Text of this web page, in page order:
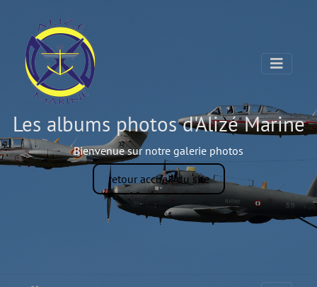
Les albums photos d'Alizé Marine
Bienvenue sur notre galerie photos
retour accueil du site